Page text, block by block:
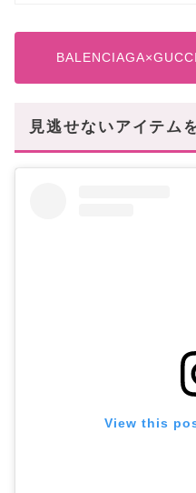
見逃せないアイテム
View this